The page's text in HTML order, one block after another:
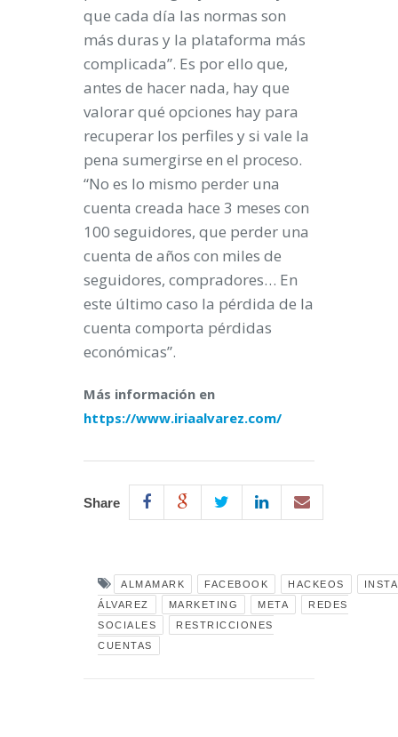
que cada día las normas son
más duras y la plataforma más
complicada”. Es por ello que,
antes de hacer nada, hay que
valorar qué opciones hay para
recuperar los perfiles y si vale la
pena sumergirse en el proceso.
“No es lo mismo perder una
cuenta creada hace 3 meses con
100 seguidores, que perder una
cuenta de años con miles de
seguidores, compradores… En
este último caso la pérdida de la
cuenta comporta pérdidas
económicas”.
Más información en
https://www.iriaalvarez.com/
Share
ALMAMARK FACEBOOK HACKEOS
ÁLVAREZ
MARKETING META
REDES
SOCIALES
RESTRICCIONES
CUENTAS